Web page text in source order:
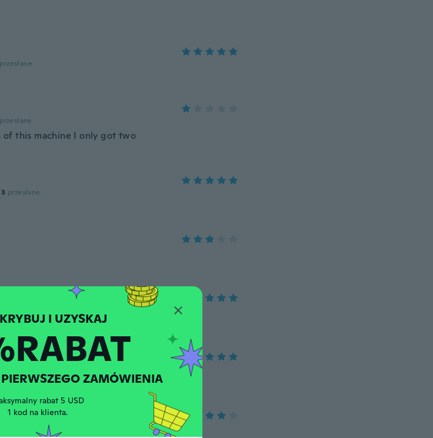
przesłane
przesłane
this machine I only got two
3 przesłane
ZAMÓWIENIA
rabat 5 USD
1 kod na klienta.